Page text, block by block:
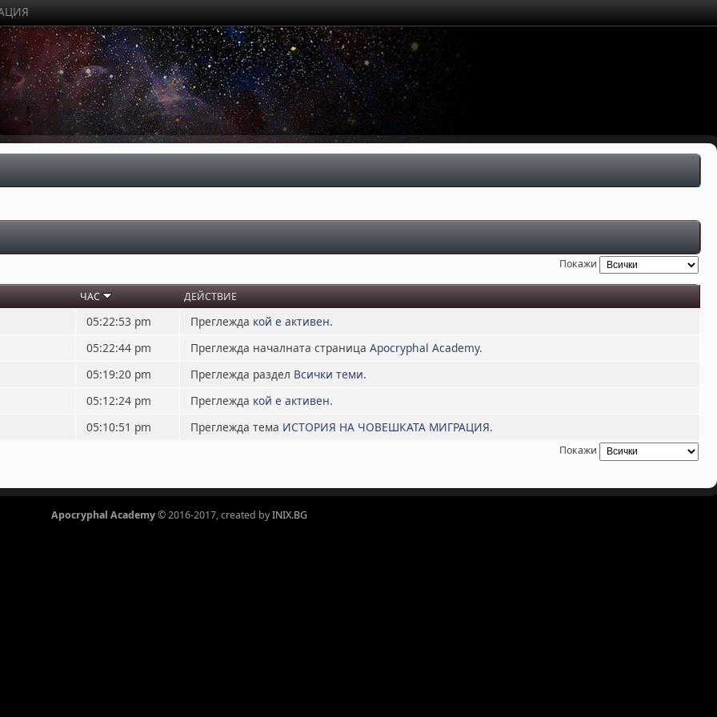
Покажи
ЧАС ДЕЙСТВИЕ
05:22:53 pm Преглежда кой е активен.
05:22:44 pm Преглежда началната страницаApocryphal Academy.
05:19:20 pm Преглежда раздел Всички теми.
05:12:24 pm Преглежда кой е активен.
05:10:51 pm Преглежда тема ИСТОРИЯ НА ЧОВЕШКАТА МИГРАЦИЯ.
Покажи
Apocryphal Academy© 2016-2017, created byINIX.BG